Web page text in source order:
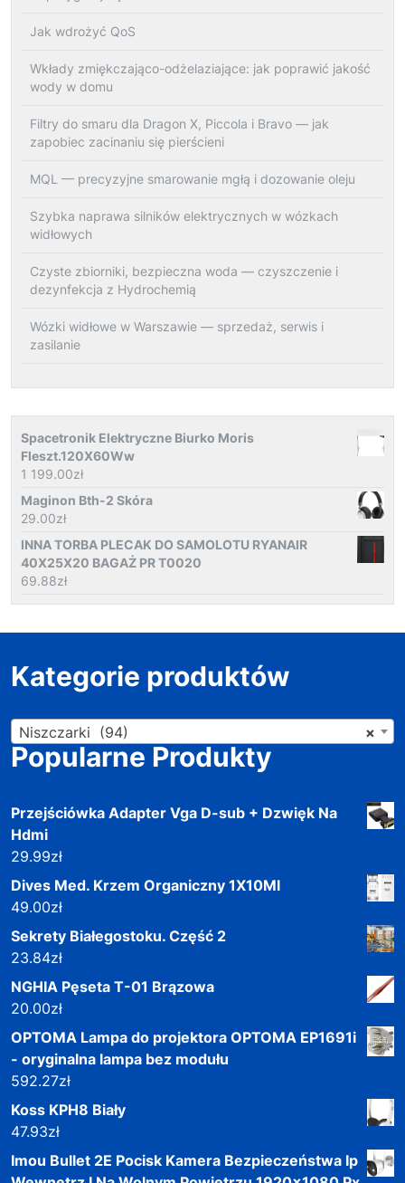
Jak wdrożyć QoS
Wkłady zmiękczająco-odżelaziające: jak poprawić jakość
wody w domu
Filtry do smaru dla Dragon X, Piccola i Bravo — jak
zapobiec zacinaniu się pierścieni
MQL — precyzyjne smarowanie mgłą i dozowanie oleju
Szybka naprawa silników elektrycznych w wózkach
widłowych
Czyste zbiorniki, bezpieczna woda — czyszczenie i
dezynfekcja z Hydrochemią
Wózki widłowe w Warszawie — sprzedaż, serwis i
zasilanie
Spacetronik Elektryczne Biurko Moris
Fleszt.120X60Ww
1 199.00zł
Maginon Bth-2 Skóra
29.00zł
INNA TORBA PLECAK DO SAMOLOTU RYANAIR
40X25X20 BAGAŻ PR T0020
69.88zł
Kategorie produktów
×
Niszczarki (94)
Popularne Produkty
Przejściówka Adapter Vga D-sub + Dzwięk Na
Hdmi
29.99zł
Dives Med. Krzem Organiczny 1X10Ml
49.00zł
Sekrety Białegostoku. Część 2
23.84zł
NGHIA Pęseta T-01 Brązowa
20.00zł
OPTOMA Lampa do projektora OPTOMA EP1691i
- oryginalna lampa bez modułu
592.27zł
Koss KPH8 Biały
47.93zł
Imou Bullet 2E Pocisk Kamera Bezpieczeństwa Ip